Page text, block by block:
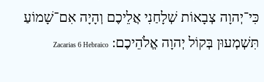
כִּי־יְהוָה צְבָאוֹת שְׁלָחַנִי אֲלֵיכֶם וְהָיָה אִם־שָׁמוֹעַ
תִּשְׁמְעוּן בְּקוֹל יְהוָה אֱלֹהֵיכֶם ׃ Zacarias 6 Hebraico